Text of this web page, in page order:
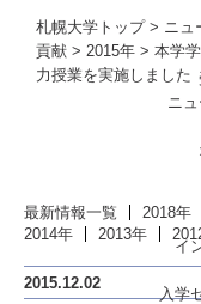
ニ
イ
入学
札幌大学トップ> ニュ
貢献 > 2015年 > 本学
力授業を実施しました
最新情報一覧 2018年
2014年
2013年
2015.12.02